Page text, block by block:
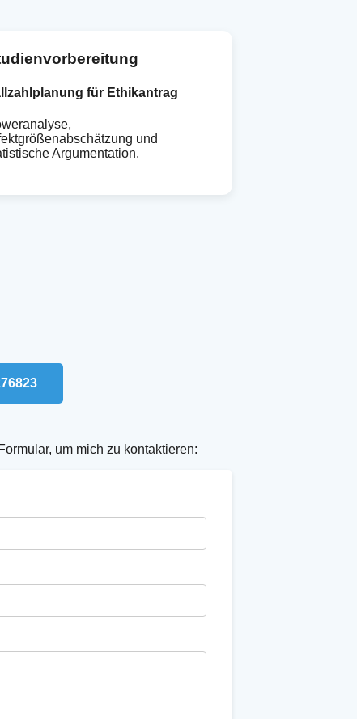
für Ethikantrag
und
Argumentation.
um mich zu kontaktieren: